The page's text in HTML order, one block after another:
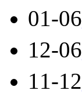
01-06
12-06
11-12